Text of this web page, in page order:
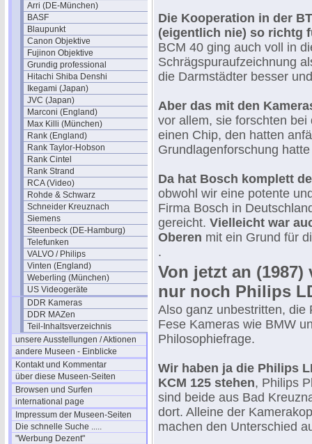
Arri (DE-München)
BASF
Blaupunkt
Canon Objektive
Fujinon Objektive
Grundig professional
Hitachi Shiba Denshi
Ikegami (Japan)
JVC (Japan)
Marconi (England)
Max Killi (München)
Rank (England)
Rank Taylor-Hobson
Rank Cintel
Rank Strand
RCA (Video)
Rohde & Schwarz
Schneider Kreuznach
Siemens
Steenbeck (DE-Hamburg)
Telefunken
VALVO / Philips
Vinten (England)
Weberling (München)
US Videogeräte
DDR Kameras
DDR MAZen
Teil-Inhaltsverzeichnis
unsere Ausstellungen / Aktionen
andere Museen - Einblicke
Kontakt und Kommentar
über diese Museen-Seiten
Browsen und Surfen
international page
Impressum der Museen-Seiten
Die schnelle Suche .....
"Werbung Dezent"
Die Kooperation in der
(eigentlich nie) so richtg
BCM 40 ging auch voll in
Schrägspuraufzeichnung
die Darmstädter besser
Aber das mit den
vor allem, sie forschten
einen Chip, den hatten
Grundlagenforschung
Da hat Bosch komplett
obwohl wir eine potente
Firma Bosch in
gereicht. Vielleicht war
Oberen mit ein Grund für
.
Von jetzt an
nur noch Philips
Also ganz unbestritten, die
Fese Kameras wie BMW
Philosophiefrage.
Wir haben ja die Philips
KCM 125 stehen, Philips
sind beide aus Bad
dort. Alleine der
machen den Unterschied